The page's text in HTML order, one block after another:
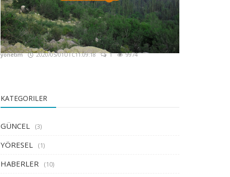
Kaş Gömbe Mahallesi - Gömbe Yaylası -
Hakkında Her şey
yonetim 2020/05/01UTC11:09:18 1 9974
KATEGORILER
GÜNCEL (3)
YÖRESEL (1)
HABERLER (10)